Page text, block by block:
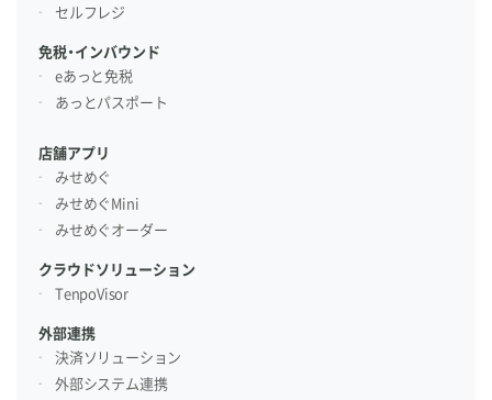
セルフレジ
免税・インバウンド
eあっと免税
あっとパスポート
店舗アプリ
みせめぐ
みせめぐMini
みせめぐオーダー
クラウドソリューション
TenpoVisor
外部連携
決済ソリューション
外部システム連携